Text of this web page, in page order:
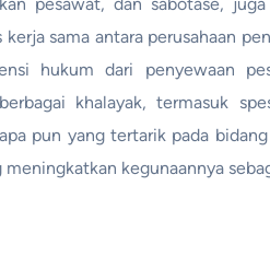
sama antara perusahaan
hukum dari penyewaan
khalayak, termasuk
pun yang tertarik pada
kegunaannya